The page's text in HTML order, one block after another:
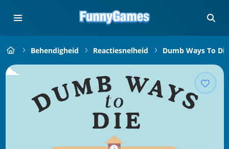
Behendigheid Reactiesnelheid Dumb Ways To Die